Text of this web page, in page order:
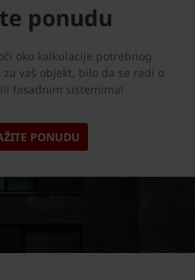
ponudu
oko kalkulacije potrebnog
vaš objekt, bilo da se radi o
fasadnim sistemima!
PONUDU